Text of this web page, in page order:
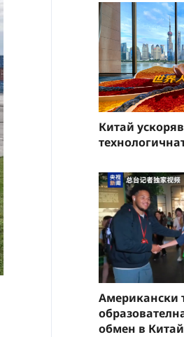
Китай
Американски
обмен в Китай